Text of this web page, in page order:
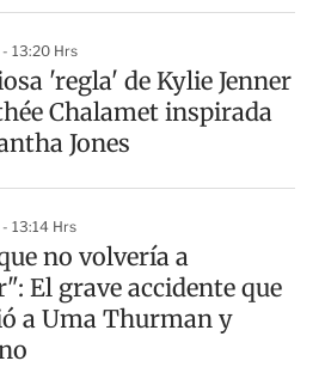
13:20 Hrs
'regla' de Kylie Jenner
Chalamet inspirada
Jones
13:14 Hrs
no volvería a
El grave accidente que
a Uma Thurman y